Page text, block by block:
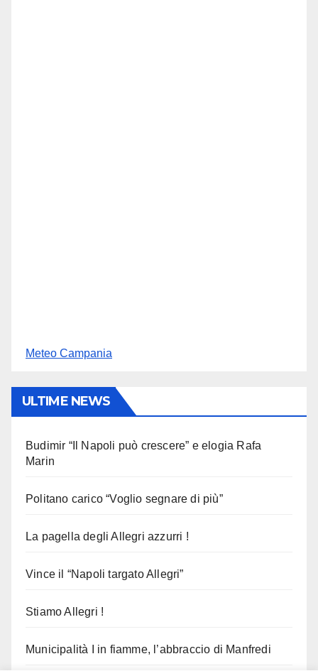
Meteo Campania
ULTIME NEWS
Budimir “Il Napoli può crescere” e elogia Rafa
Marin
Politano carico “Voglio segnare di più”
La pagella degli Allegri azzurri !
Vince il “Napoli targato Allegri”
Stiamo Allegri !
Municipalità I in fiamme, l’abbraccio di Manfredi